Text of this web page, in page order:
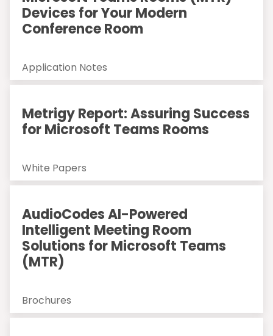
Devices for Your Modern
Conference Room
Application Notes
Metrigy Report: Assuring Success
for Microsoft Teams Rooms
White Papers
AudioCodes AI-Powered
Intelligent Meeting Room
Solutions for Microsoft Teams
(MTR)
Brochures